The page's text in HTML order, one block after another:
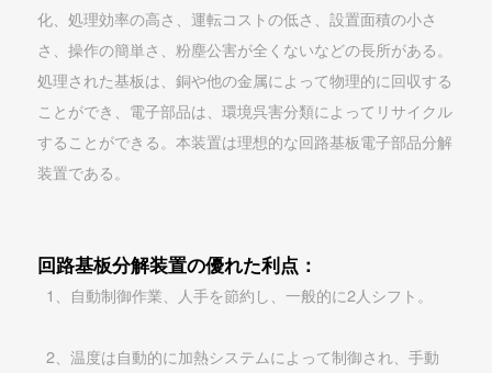
化、処理効率の高さ、運転コストの低さ、設置面積の小さ
さ、操作の簡単さ、粉塵公害が全くないなどの長所がある。
処理された基板は、銅や他の金属によって物理的に回収する
ことができ、電子部品は、環境呉害分類によってリサイクル
することができる。本装置は理想的な回路基板電子部品分解
装置である。
回路基板分解装置の優れた利点：
1、自動制御作業、人手を節約し、一般的に2人シフト。
2、温度は自動的に加熱システムによって制御され、手動